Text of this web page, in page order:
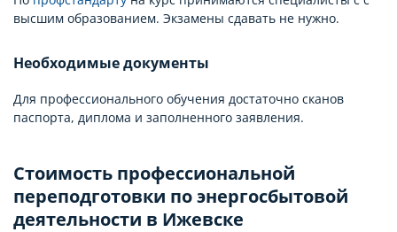
высшим образованием. Экзамены сдавать не нужно.
Необходимые документы
Для профессионального обучения достаточно сканов
паспорта, диплома и заполненного заявления.
Стоимость профессиональной
переподготовки по энергосбытовой
деятельности в Ижевске